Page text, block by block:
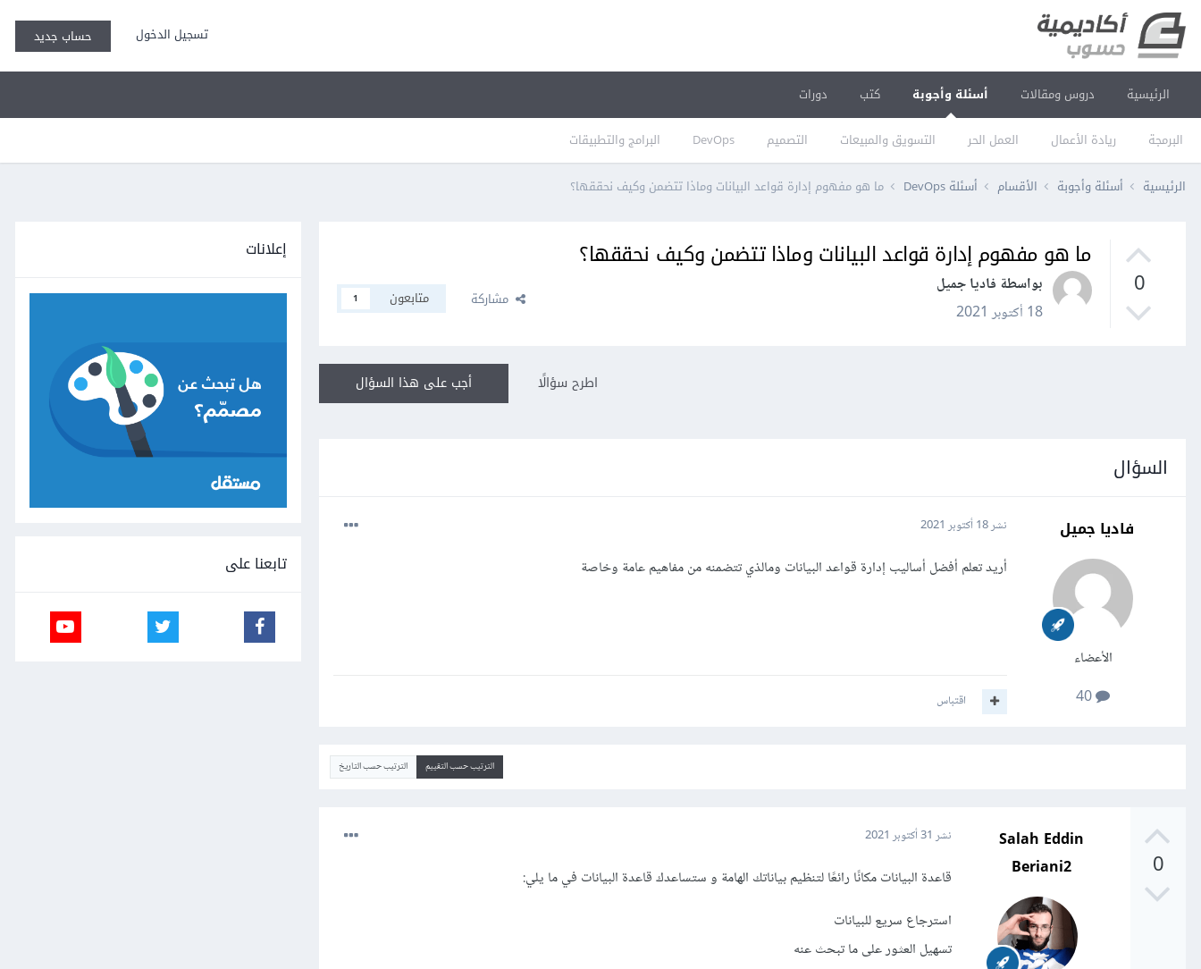
تسجيل الدخول حساب جديد
الرئيسية دروس ومقالات أسئلة وأجوبة
البرمجة ريادة الأعمال العمل الحر التسويق والمبيعات التصميم DevOps البرامج والتطبيقات
كتب دورات
الرئيسية أسئلة وأجوبة الأقسام أسئلة DevOps ما هو مفهوم إدارة قواعد البيانات وماذا تتضمن وكيف نحققها؟
0
ما هو مفهوم إدارة قواعد البيانات وماذا تتضمن وكيف نحققها؟
بواسطة فاديا جميل
18 أكتوبر 2021
مشاركة متابعون 1
أجب على هذا السؤال اطرح سؤالًا
السؤال
فاديا جميل
الأعضاء
نشر18 أكتوبر 2021
أريد تعلم أفضل أساليب إدارة قواعد البيانات ومالذي تتضمنه من مفاهيم عامة وخاصة
اقتباس
الترتيب حسب التقييم الترتيب حسب التاريخ
0
Salah Eddin
Beriani2
نشر 31 أكتوبر 2021
قاعدة البيانات مكانًا رائعًا لتنظيم بياناتك الهامة و ستساعدك قاعدة البيانات في ما يلي:
استرجاع سريع للبيانات
تسهيل العثور على ما تبحث عنه
إعلانات
تابعنا على